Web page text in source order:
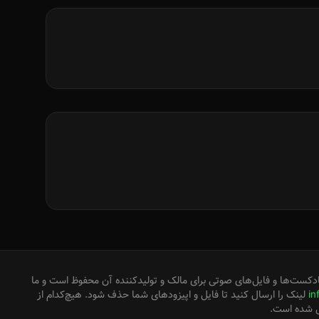
و فایل‌های صوتی برای مالک و تولیدکننده آن محفوظ است و ما
لینک را ارسال کنید تا فایل و اپیزودهای شما حذف شود. هیچ‌کدام از
شده است.